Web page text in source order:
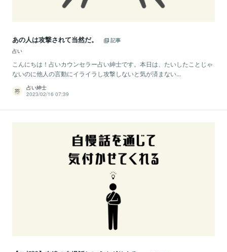
あの人は攻撃されて当然だ。
記事
占い
こんにちは！占いカウンセラー占い紳士です。本日は、たいしたことじゃ
ないのに他人の言動にイライラし攻撃しないと気が済まない...
占い紳士
2023/02/16 07:39